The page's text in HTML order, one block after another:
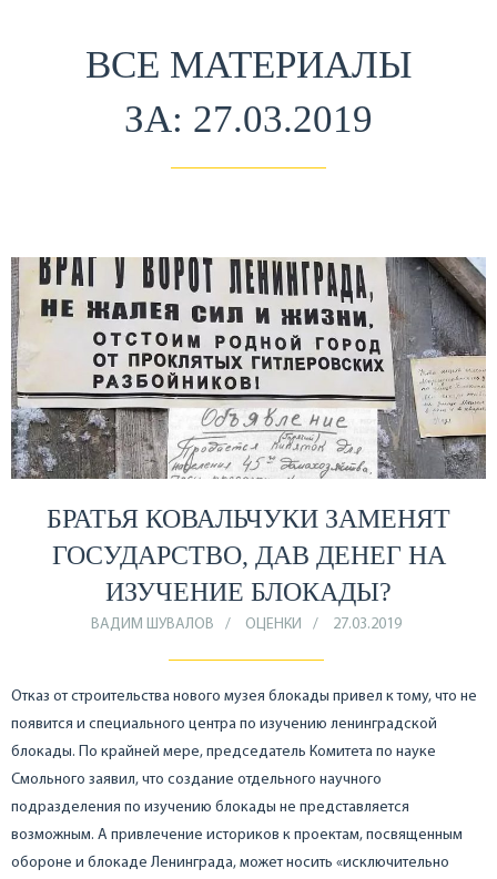
ВСЕ МАТЕРИАЛЫ
ЗА: 27.03.2019
БРАТЬЯ КОВАЛЬЧУКИ ЗАМЕНЯТ
ГОСУДАРСТВО, ДАВ ДЕНЕГ НА
ИЗУЧЕНИЕ БЛОКАДЫ?
ВАДИМ ШУВАЛОВ ОЦЕНКИ 27.03.2019
Отказ от строительства нового музея блокады привел к тому, что не
появится и специального центра по изучению ленинградской
блокады. По крайней мере, председатель Комитета по науке
Смольного заявил, что создание отдельного научного
подразделения по изучению блокады не представляется
возможным. А привлечение историков к проектам, посвященным
обороне и блокаде Ленинграда, может носить «исключительно